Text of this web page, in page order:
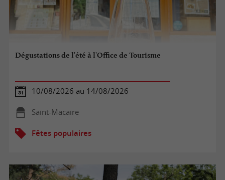
Dégustations de l'été à l'Office de Tourisme
10/08/2026 au 14/08/2026
Saint-Macaire
Fêtes populaires